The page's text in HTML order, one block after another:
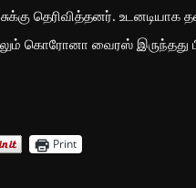
தெரிவித்தனர்.
கொரோனா வைரஸ் இருந்தது
Print